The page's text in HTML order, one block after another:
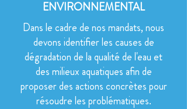
ENVIRONNEMENTAL
Dans le cadre de nos mandats, nous
devons identifier les causes de
dégradation de la qualité de l'eau et
des milieux aquatiques afin de
proposer des actions concrètes pour
résoudre les problématiques.